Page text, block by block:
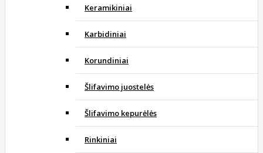
Keramikiniai
Karbidiniai
Korundiniai
Šlifavimo juostelės
Šlifavimo kepurėlės
Rinkiniai